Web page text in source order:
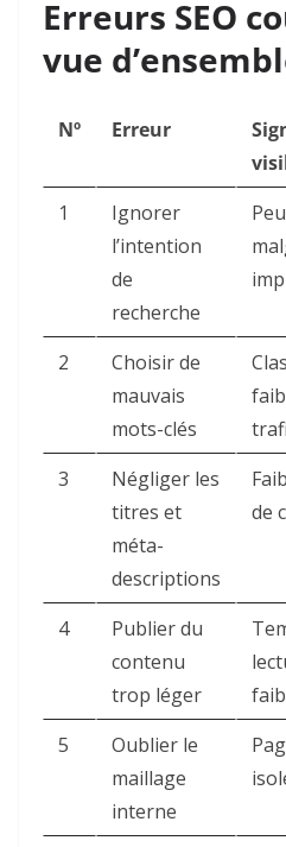
Erreurs SEO
vue
Nº Erreur
1
Ignorer
l’intention
de
recherche
2
Choisir de
mauvais
mots-clés
3
Négliger les
titres et
méta-
descriptions
de
4
Publier du
contenu
trop léger
5
Oublier le
maillage
interne